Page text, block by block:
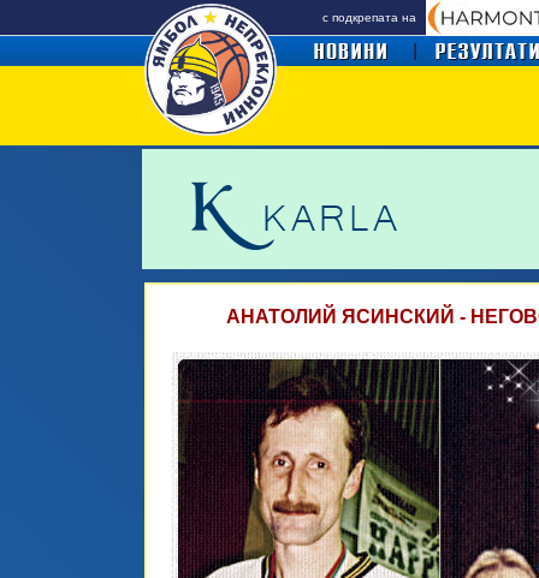
с подкрепата на
АНАТОЛИЙ ЯСИНСКИЙ -